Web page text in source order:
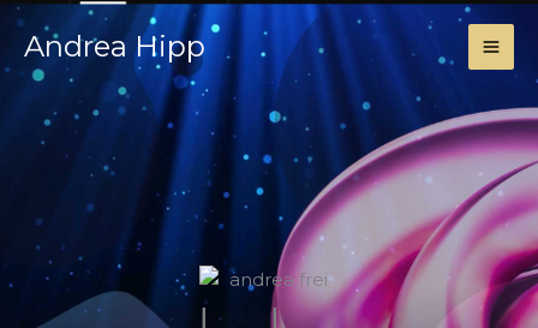
Zum
Inhalt
springen
Andrea Hipp